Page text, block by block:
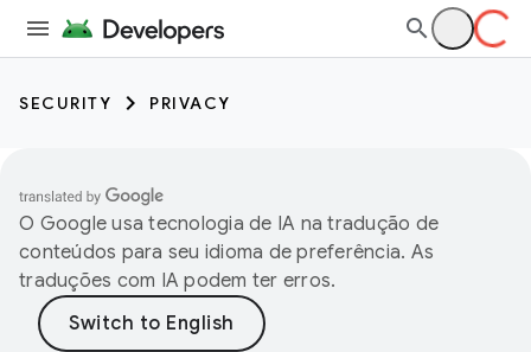
SECURITY PRIVACY
O Google usa tecnologia de IA na tradução de
conteúdos para seu idioma de preferência. As
traduções com IA podem ter erros.